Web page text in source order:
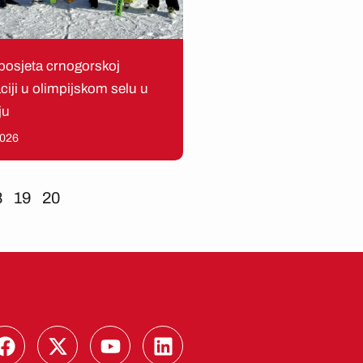
crnogorskoj
u olimpijskom selu u
19 20
F
a
X
-
Y
o
L
i